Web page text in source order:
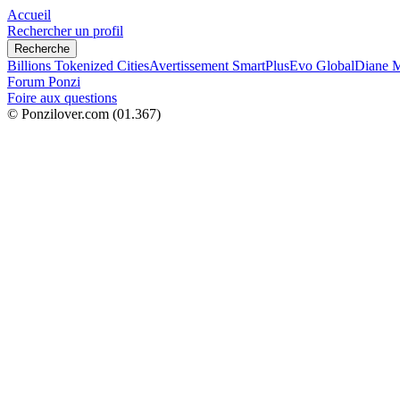
Accueil
Rechercher un profil
Recherche
Billions Tokenized CitiesAvertissement SmartPlusEvo GlobalDiane
Forum Ponzi
Foire aux questions
© Ponzilover.com (01.367)